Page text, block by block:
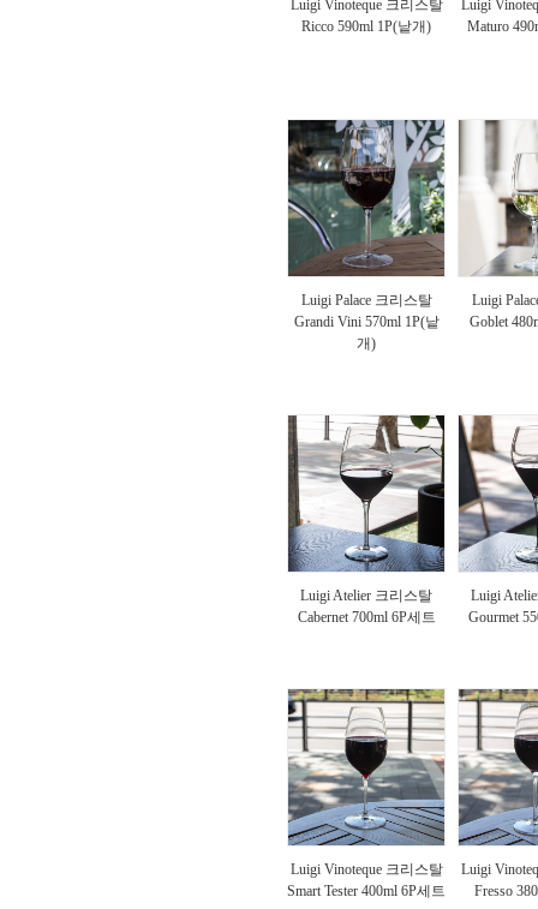
Luigi Vinoteque 크리스탈
Ricco 590ml 1P(낱개)
Luigi
Maturo
Luigi Palace 크리스탈
Grandi Vini 570ml 1P(낱
개)
Luigi
Goblet
Luigi Atelier 크리스탈
Cabernet 700ml 6P세트
Luigi
Gourmet
Luigi Vinoteque 크리스탈
Smart Tester 400ml 6P세트
Luigi
Fresso